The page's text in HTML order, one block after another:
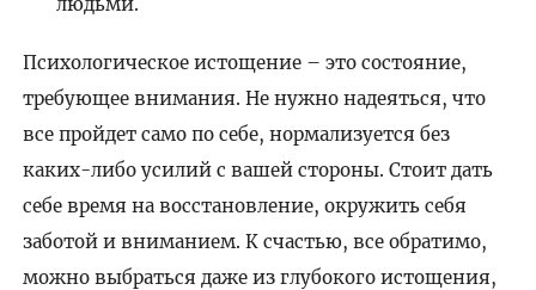
Психологическое истощение – это состояние,
требующее внимания. Не нужно надеяться, что
все пройдет само по себе, нормализуется без
каких-либо усилий с вашей стороны. Стоит дать
себе время на восстановление, окружить себя
заботой и вниманием. К счастью, все обратимо,
можно выбраться даже из глубокого истощения,